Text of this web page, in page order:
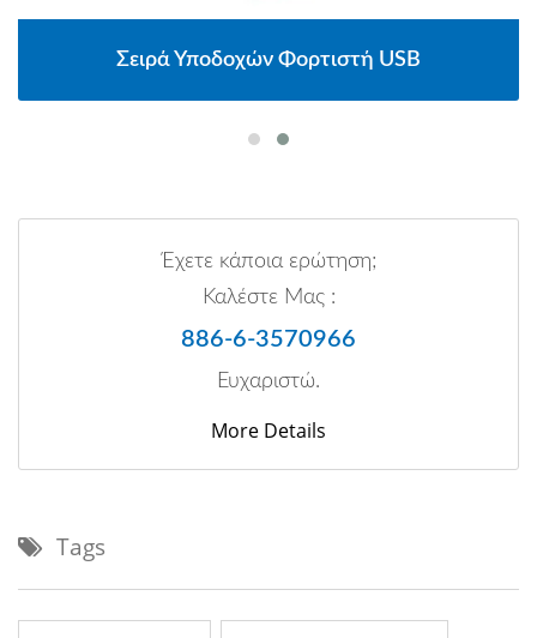
Σειρά Υποδοχών Φορτιστή USB
Έχετε κάποια ερώτηση;
Καλέστε Μας :
886-6-3570966
Ευχαριστώ.
More Details
Tags